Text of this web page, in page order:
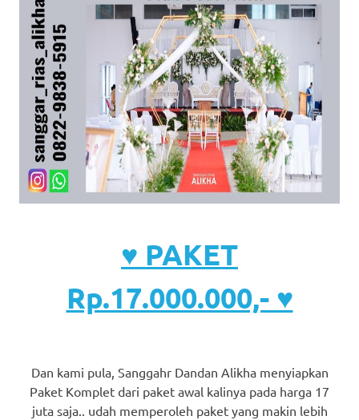
♥ PAKET
Rp.17.000.000,- ♥
Dan kami pula, Sanggahr Dandan Alikha menyiapkan
Paket Komplet dari paket awal kalinya pada harga 17
juta saja.. udah memperoleh paket yang makin lebih